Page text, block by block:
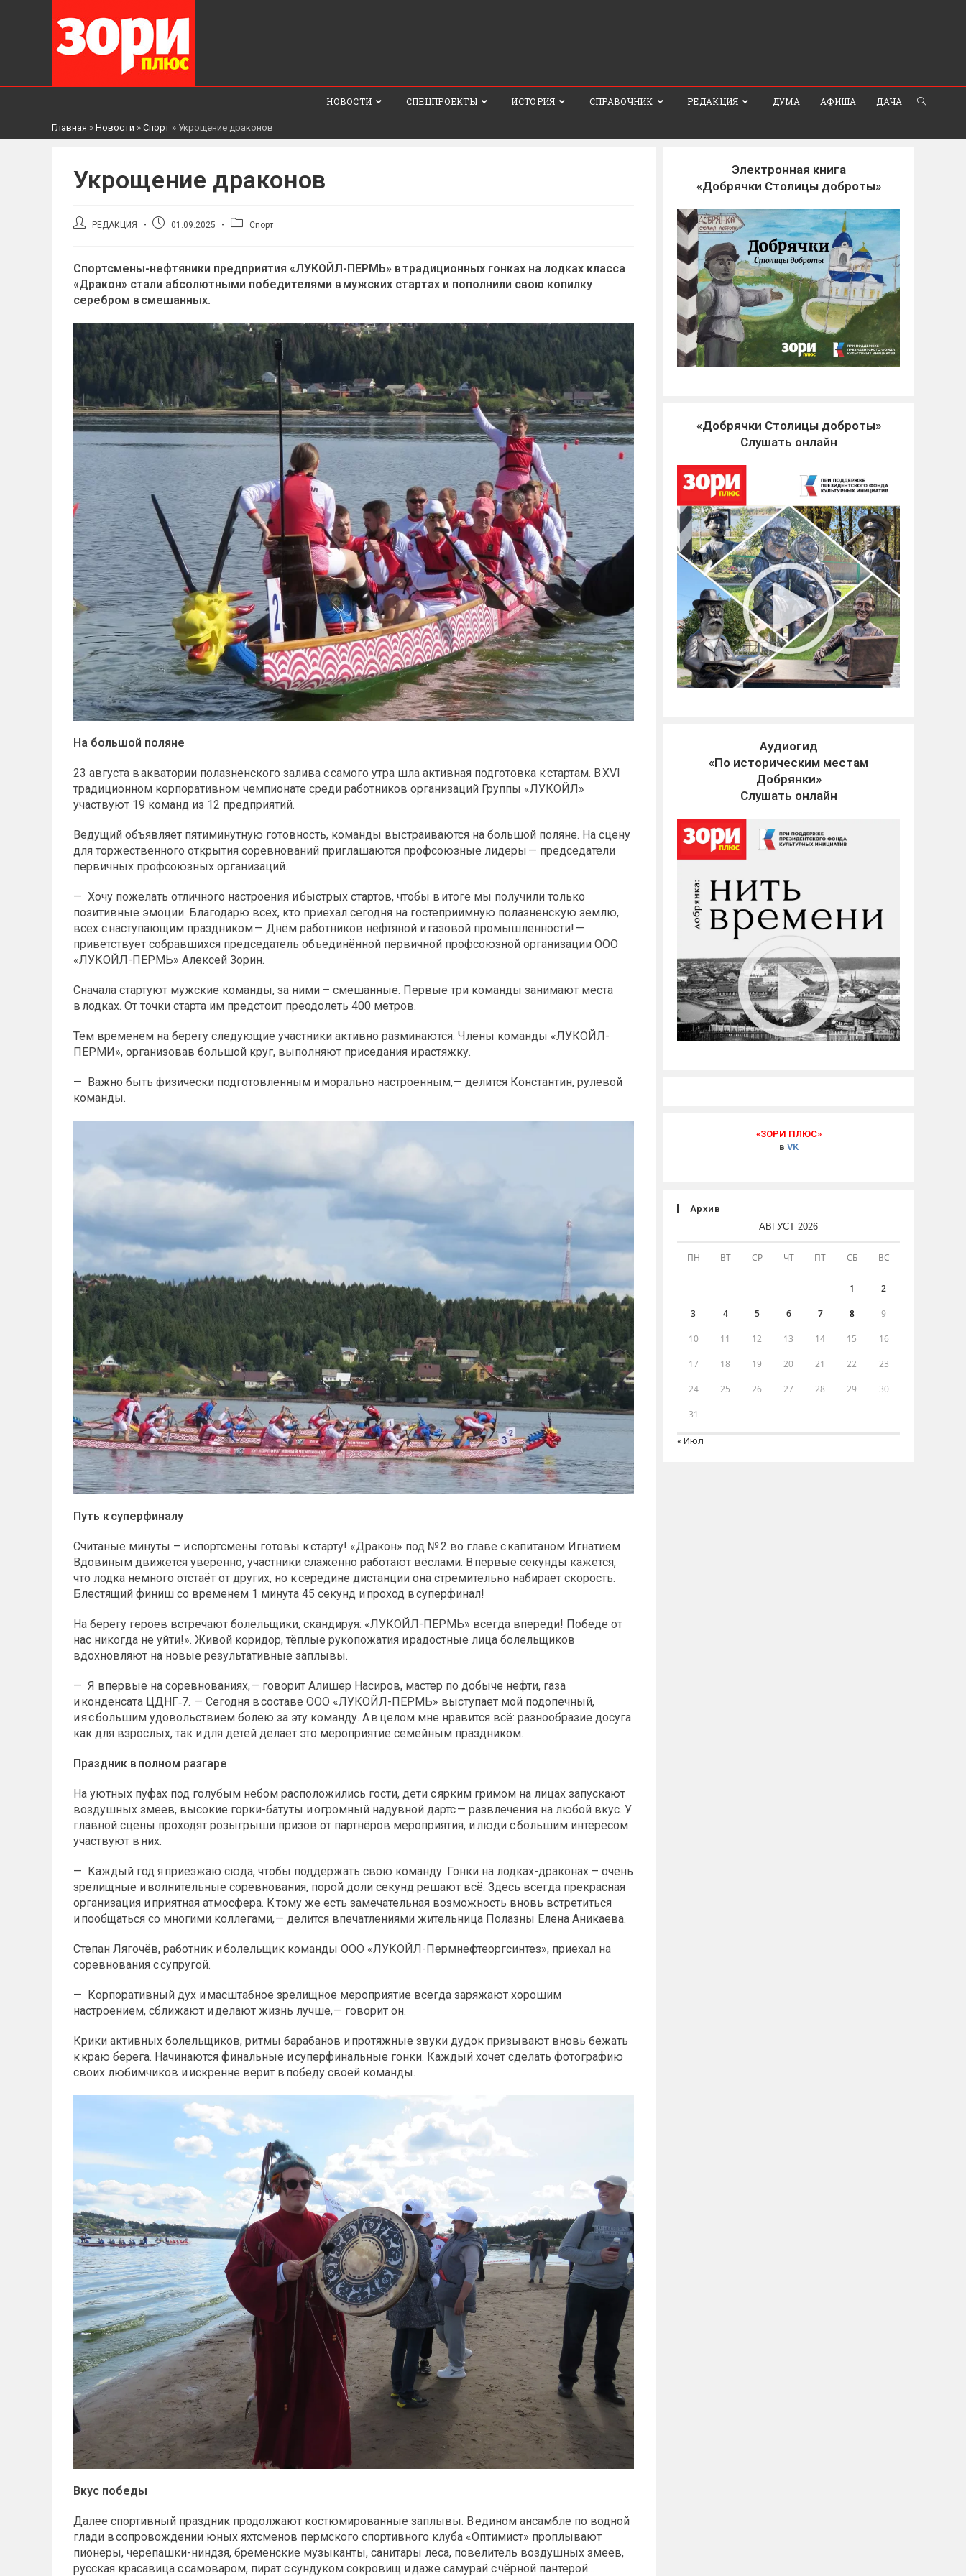
НОВОСТИ СПЕЦПРОЕКТЫ ИСТОРИЯ СПРАВОЧНИК РЕДАКЦИЯ ДУМА АФИША ДАЧА
Главная » Новости » Спорт » Укрощение драконов
Укрощение драконов
АвторРЕДАКЦИЯ
Запись01.09.2025
Рубрика
Спорт
Спортсмены-нефтяники предприятия «ЛУКОЙЛ-ПЕРМЬ» в традиционных гонках на лодках класса
«Дракон» стали абсолютными победителями в мужских стартах и пополнили свою копилку
серебром в смешанных.
На большой поляне
23 августа в акватории полазненского залива с самого утра шла активная подготовка к стартам. В XVI
традиционном корпоративном чемпионате среди работников организаций Группы «ЛУКОЙЛ»
участвуют 19 команд из 12 предприятий.
Ведущий объявляет пятиминутную готовность, команды выстраиваются на большой поляне. На сцену
для торжественного открытия соревнований приглашаются профсоюзные лидеры — председатели
первичных профсоюзных организаций.
— Хочу пожелать отличного настроения и быстрых стартов, чтобы в итоге мы получили только
позитивные эмоции. Благодарю всех, кто приехал сегодня на гостеприимную полазненскую землю,
всех с наступающим праздником — Днём работников нефтяной и газовой промышленности! —
приветствует собравшихся председатель объединённой первичной профсоюзной организации ООО
«ЛУКОЙЛ-ПЕРМЬ» Алексей Зорин.
Сначала стартуют мужские команды, за ними – смешанные. Первые три команды занимают места
в лодках. От точки старта им предстоит преодолеть 400 метров.
Тем временем на берегу следующие участники активно разминаются. Члены команды «ЛУКОЙЛ-
ПЕРМИ», организовав большой круг, выполняют приседания и растяжку.
— Важно быть физически подготовленным и морально настроенным, — делится Константин, рулевой
команды.
Путь к суперфиналу
Считаные минуты – и спорт­смены готовы к старту! «Дракон» под № 2 во главе с капитаном Игнатием
Вдовиным движется уверенно, участники слаженно работают вёслами. В первые секунды кажется,
что лодка немного отстаёт от других, но к середине дистанции она стремительно набирает скорость.
Блестящий финиш со временем 1 минута 45 секунд и проход в суперфинал!
На берегу героев встречают болельщики, скандируя: «ЛУКОЙЛ-ПЕРМЬ» всегда впереди! Победе от
нас никогда не уйти!». Живой коридор, тёплые рукопожатия и радостные лица болельщиков
вдохновляют на новые результативные заплывы.
— Я впервые на соревнованиях, — говорит Алишер Насиров, мастер по добыче нефти, газа
и конденсата ЦДНГ‑7. — Сегодня в составе ООО «ЛУКОЙЛ-ПЕРМЬ» выступает мой подопечный,
и я с большим удовольствием болею за эту команду. А в целом мне нравится всё: разнообразие досуга
как для взрослых, так и для детей делает это мероприятие семейным праздником.
Праздник в полном разгаре
На уютных пуфах под голубым небом расположились гости, дети с ярким гримом на лицах запускают
воздушных змеев, высокие горки-батуты и огромный надувной дартс — развлечения на любой вкус. У
главной сцены проходят розыгрыши призов от партнёров мероприятия, и люди с большим интересом
участвуют в них.
— Каждый год я приезжаю сюда, чтобы поддержать свою команду. Гонки на лодках-драконах – очень
зрелищные и волнительные соревнования, порой доли секунд решают всё. Здесь всегда прекрасная
организация и приятная атмосфера. К тому же есть замечательная возможность вновь встретиться
и пообщаться со многими коллегами, — делится впечатлениями жительница Полазны Елена Аникаева.
Степан Лягочёв, работник и болельщик команды ООО «ЛУКОЙЛ-Пермнефтеоргсинтез», приехал на
соревнования с супругой.
— Корпоративный дух и масштабное зрелищное мероприятие всегда заряжают хорошим
настроением, сближают и делают жизнь лучше, — говорит он.
Крики активных болельщиков, ритмы барабанов и протяжные звуки дудок призывают вновь бежать
к краю берега. Начинаются финальные и суперфинальные гонки. Каждый хочет сделать фотографию
своих любимчиков и искренне верит в победу своей команды.
Вкус победы
Далее спортивный праздник продолжают костюмированные заплывы. В едином ансамбле по водной
глади в сопровождении юных яхтсменов пермского спортивного клуба «Оптимист» проплывают
пионеры, черепашки-ниндзя, бременские музыканты, санитары леса, повелитель воздушных змеев,
русская красавица с самоваром, пират с сундуком сокровищ и даже самурай с чёрной пантерой…
Электронная книга
«Добрячки Столицы доброты»
«Добрячки Столицы доброты»
Слушать онлайн
Аудиогид
«По историческим местам
Добрянки»
Слушать онлайн
«ЗОРИ ПЛЮС»
в VK
Архив
АВГУСТ 2026
ПН ВТ СР ЧТ ПТ СБ ВС
1 2
3 4 5 6 7 8 9
10 11 12 13 14 15 16
17 18 19 20 21 22 23
24 25 26 27 28 29 30
31
« Июл